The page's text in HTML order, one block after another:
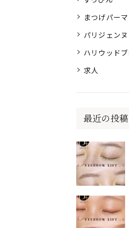
まつげパーマ
パリジェン
ハリウッド
求人
最近の投稿